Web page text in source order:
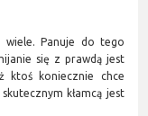
wiele. Panuje do tego
się z prawdą jest
ktoś koniecznie chce
kłamcą jest